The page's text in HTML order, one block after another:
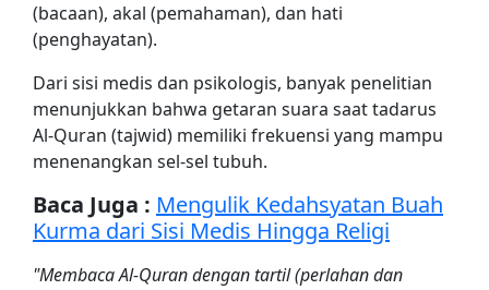
(bacaan), akal (pemahaman), dan hati
(penghayatan).
Dari sisi medis dan psikologis, banyak penelitian
menunjukkan bahwa getaran suara saat tadarus
Al-Quran (tajwid) memiliki frekuensi yang mampu
menenangkan sel-sel tubuh.
Baca Juga : Mengulik Kedahsyatan Buah
Kurma dari Sisi Medis Hingga Religi
"Membaca Al-Quran dengan tartil (perlahan dan